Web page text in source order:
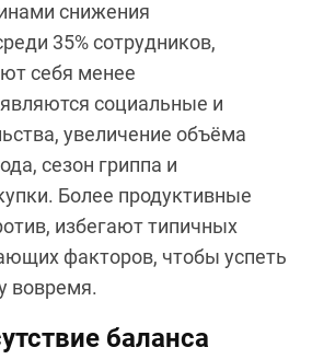
снижения
35% сотрудников,
себя менее
социальные и
увеличение объёма
сезон гриппа и
Более продуктивные
избегают типичных
факторов, чтобы успеть
вовремя.
баланса